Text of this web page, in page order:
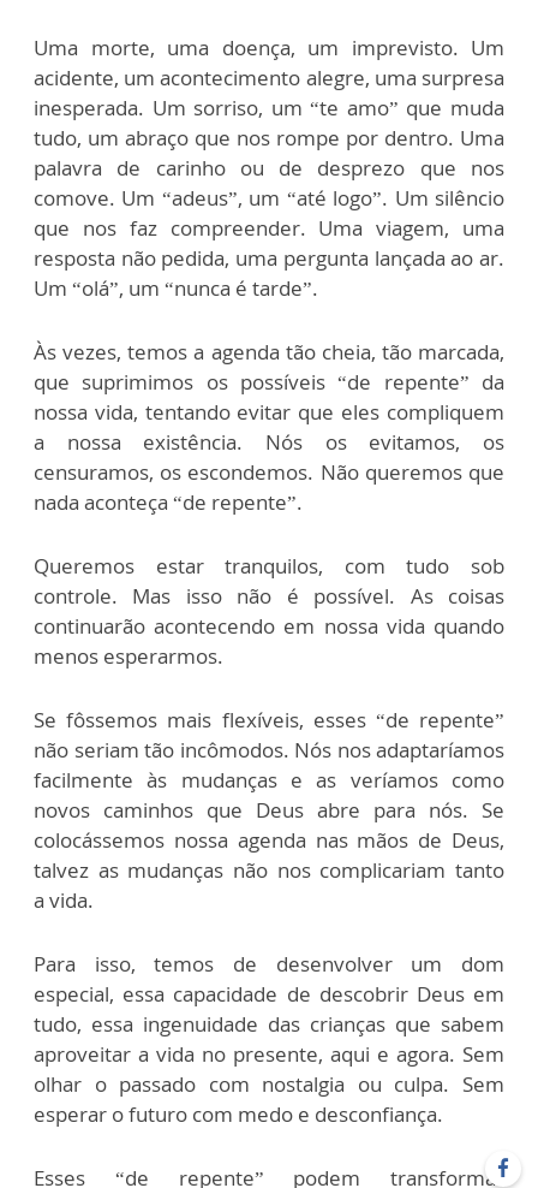
Uma morte, uma doença, um imprevisto. Um
acidente, um acontecimento alegre, uma surpresa
inesperada. Um sorriso, um “te amo” que muda
tudo, um abraço que nos rompe por dentro. Uma
palavra de carinho ou de desprezo que nos
comove. Um “adeus”, um “até logo”. Um silêncio
que nos faz compreender. Uma viagem, uma
resposta não pedida, uma pergunta lançada ao ar.
Um “olá”, um “nunca é tarde”.
Às vezes, temos a agenda tão cheia, tão marcada,
que suprimimos os possíveis “de repente” da
nossa vida, tentando evitar que eles compliquem
a nossa existência. Nós os evitamos, os
censuramos, os escondemos. Não queremos que
nada aconteça “de repente”.
Queremos estar tranquilos, com tudo sob
controle. Mas isso não é possível. As coisas
continuarão acontecendo em nossa vida quando
menos esperarmos.
Se fôssemos mais flexíveis, esses “de repente”
não seriam tão incômodos. Nós nos adaptaríamos
facilmente às mudanças e as veríamos como
novos caminhos que Deus abre para nós. Se
colocássemos nossa agenda nas mãos de Deus,
talvez as mudanças não nos complicariam tanto
a vida.
Para isso, temos de desenvolver um dom
especial, essa capacidade de descobrir Deus em
tudo, essa ingenuidade das crianças que sabem
aproveitar a vida no presente, aqui e agora. Sem
olhar o passado com nostalgia ou culpa. Sem
esperar o futuro com medo e desconfiança.
Esses “de repente” podem transformar